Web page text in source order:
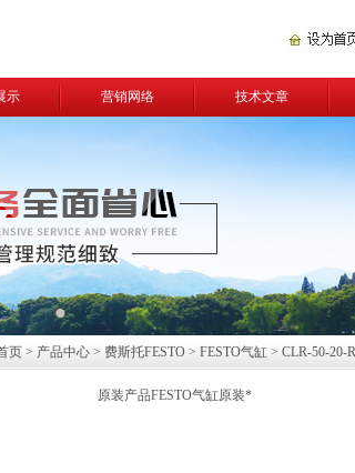
示 营销网络 技术文章
页 > 产品中心 > 费斯托FESTO > FESTO气缸 > CLR-50-20-
原装产品FESTO气缸原装*